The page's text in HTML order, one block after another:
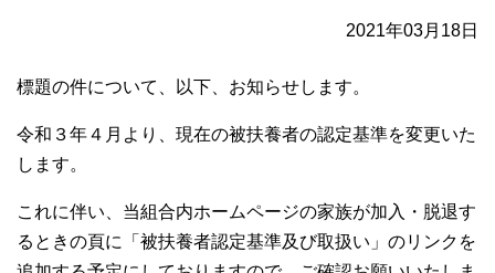
2021年03月18日
標題の件について、以下、お知らせします。
令和３年４月より、現在の被扶養者の認定基準を変更いた
します。
これに伴い、当組合内ホームページの家族が加入・脱退す
るときの頁に「被扶養者認定基準及び取扱い」のリンクを